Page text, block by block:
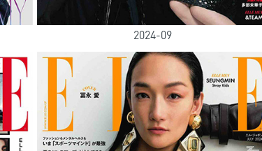
2024-09